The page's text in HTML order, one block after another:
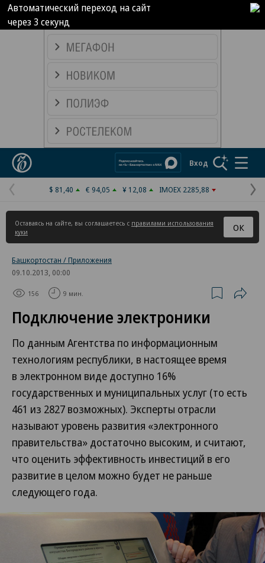
Автоматический переход на сайт
через2 секунд
Реклама в «Ъ» www.kommersant.ru/ad
Вход
Предыдущая
страница
$ 81,40 € 94,05 ¥ 12,08 IMOEX 2285,88
Оставаясь на сайте, вы соглашаетесь с правилами использования
куки
ОК
Башкортостан / Приложения
09.10.2013, 00:00
156 9 мин.
Подключение электроники
По данным Агентства по информационным
технологиям республики, в настоящее время
в электронном виде доступно 16%
государственных и муниципальных услуг (то есть
461 из 2827 возможных). Эксперты отрасли
называют уровень развития «электронного
правительства» достаточно высоким, и считают,
что оценить эффективность инвестиций в его
развитие в целом можно будет не раньше
следующего года.